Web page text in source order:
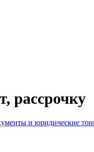
рассрочку
и юридические